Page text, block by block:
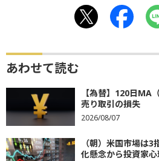
あわせて読む
【為替】120日MA
売り取引の損失
2026/08/07
（朝）米国市場は
化懸念から投資家